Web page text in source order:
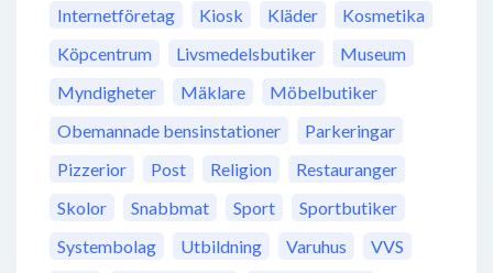
Internetföretag
Kiosk Kläder
Kosmetika
Köpcentrum
Livsmedelsbutiker
Museum
Myndigheter
Mäklare
Möbelbutiker
Obemannade bensinstationer
Parkeringar
Pizzerior
Post Religion
Restauranger
Skolor
Snabbmat Sport
Sportbutiker
Systembolag
Utbildning Varuhus
VVS